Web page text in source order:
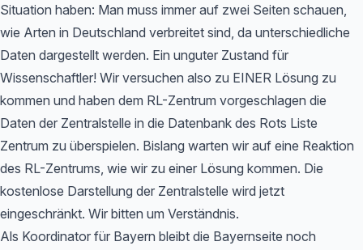
Situation haben: Man muss immer auf zwei Seiten schauen,
wie Arten in Deutschland verbreitet sind, da unterschiedliche
Daten dargestellt werden. Ein unguter Zustand für
Wissenschaftler! Wir versuchen also zu EINER Lösung zu
kommen und haben dem RL-Zentrum vorgeschlagen die
Daten der Zentralstelle in die Datenbank des Rots Liste
Zentrum zu überspielen. Bislang warten wir auf eine Reaktion
des RL-Zentrums, wie wir zu einer Lösung kommen. Die
kostenlose Darstellung der Zentralstelle wird jetzt
eingeschränkt. Wir bitten um Verständnis.
Als Koordinator für Bayern bleibt die Bayernseite noch